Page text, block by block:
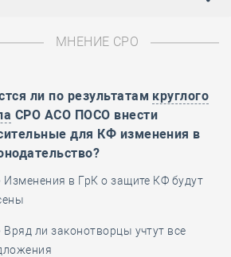
Ленинграда от фашистской
МНЕНИЕ СРО
ли по результатам круглого
СРО АСО ПОСО внести
для КФ изменения в
Изменения в ГрК о защите КФ будут
Вряд ли законотворцы учтут все